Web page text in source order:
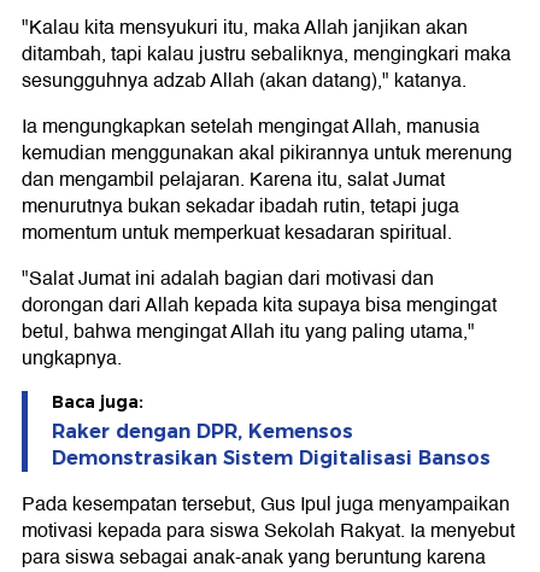
"Kalau kita mensyukuri itu, maka Allah janjikan akan
ditambah, tapi kalau justru sebaliknya, mengingkari maka
sesungguhnya adzab Allah (akan datang)," katanya.
Ia mengungkapkan setelah mengingat Allah, manusia
kemudian menggunakan akal pikirannya untuk merenung
dan mengambil pelajaran. Karena itu, salat Jumat
menurutnya bukan sekadar ibadah rutin, tetapi juga
momentum untuk memperkuat kesadaran spiritual.
"Salat Jumat ini adalah bagian dari motivasi dan
dorongan dari Allah kepada kita supaya bisa mengingat
betul, bahwa mengingat Allah itu yang paling utama,"
ungkapnya.
Baca juga:
Raker dengan DPR, Kemensos
Demonstrasikan Sistem Digitalisasi Bansos
Pada kesempatan tersebut, Gus Ipul juga menyampaikan
motivasi kepada para siswa Sekolah Rakyat. Ia menyebut
para siswa sebagai anak-anak yang beruntung karena